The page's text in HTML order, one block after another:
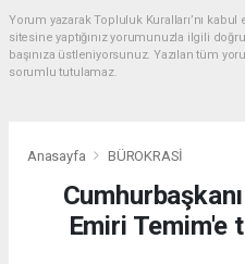
Yorum yazarak Topluluk Kuralları’nı
sitesine yaptığınız yorumunuzla ilgili
başınıza üstleniyorsunuz. Yazılan tüm
sorumlu tutulamaz.
Anasayfa BÜROKRASİ
Emiri